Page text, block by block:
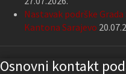
Nastavak podrške
Kantona Sarajevo
Osnovni kontakt